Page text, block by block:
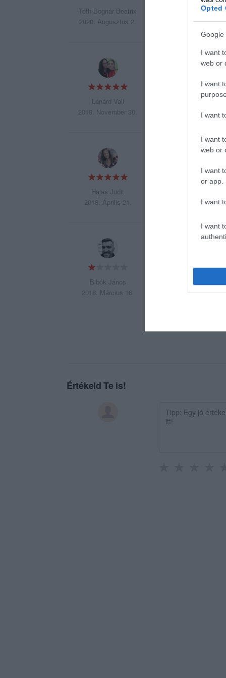
Opted
Google
I want
web or
I want
I want
I want
web or
I want
or app.
I want
I want
Tóth-Bognár Beatrix
2020. Augusztus 2.
Ft után
Lénárd Vali
2018. November 30.
Imádom! Nálam
Hajas Judit
2018. Április 21.
Szuper hely, a
Bibók János
2018. Március 16.
A személyzet
Értékeld Te is!